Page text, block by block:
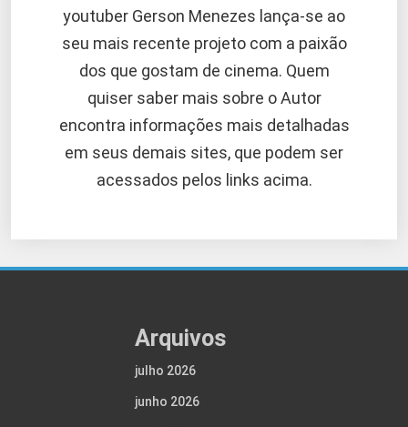
youtuber Gerson Menezes lança-se ao
seu mais recente projeto com a paixão
dos que gostam de cinema. Quem
quiser saber mais sobre o Autor
encontra informações mais detalhadas
em seus demais sites, que podem ser
acessados pelos links acima.
Arquivos
julho 2026
junho 2026